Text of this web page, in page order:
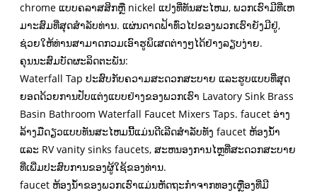
chrome ແບບຄລາສສິກຫຼື nickel ແປງທີ່ທັນສະໄຫມ, ພວກເຮົາມີທີ່ເຫ
ມາະສົມທີ່ສຸດສໍາລັບທ່ານ. ແຜ່ນດາດຟ້າທົ່ວໄປຂອງພວກເຮົາຍັງມີຢູ່,
ຊ່ວຍໃຫ້ທ່ານສາມາດກວມເອົາຮູພິເສດຕ່າງໆໄດ້ຢ່າງລຽບງ່າຍ.
ຄຸນ​ນະ​ສົມ​ບັດ​ຜະ​ລິດ​ຕະ​ພັນ​:
Waterfall Tap ປະສົບກັບຄວາມສະດວກສະບາຍ ແລະຮູບແບບທີ່ສຸດ
ຍອດດ້ວຍການປັບແຕ່ງແບບຢ່າງຂອງພວກເຮົາ Lavatory Sink Brass
Basin Bathroom Waterfall Faucet Mixers Taps. faucet ອ່າງ
ລ້າງມືດຽວແບບທັນສະໄຫມນີ້ແມ່ນດີເລີດສໍາລັບທັງ faucet ຫ້ອງນ້ໍາ
ແລະ RV vanity sinks faucets, ສະຫນອງການໄຫຼທີ່ສະດວກສະບາຍ
ທີ່ເພີ່ມປະສົບການຂອງຜູ້ໃຊ້ຂອງທ່ານ.
faucet ຫ້ອງນ້ໍາຂອງພວກເຮົາແມ່ນຫັດຖະກໍາຈາກທອງເຫຼືອງທີ່ມີ